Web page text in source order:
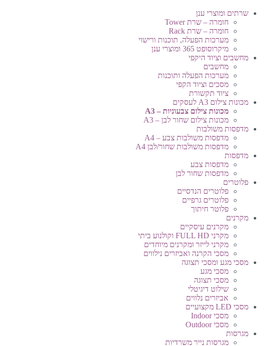
שרתים ומוצרי ענן
חומרה – שרת Tower
חומרה – שרת Rack
מערכות הפעלה, תוכנות ורישוי
מיקרוסופט 365 ומוצרי ענן
מחשבים וציוד היקפי
מחשבים
מערכות הפעלה ותוכנות
מסכים וציוד הקפי
ציוד תקשורת
מכונות צילום A3 לעסקים
מכונות צילום צבעוניות – A3
מכונות צילום שחור לבן – A3
מדפסות משולבות
מדפסות משולבות צבע – A4
מדפסות משולבות שחור/לבן A4
מדפסות
מדפסות צבע
מדפסות שחור לבן
פלוטרים
פלוטרים הנדסיים
פלוטרים גרפיים
פלוטר חיתוך
מקרנים
מקרנים עיסקיים
מקרני FULL HD וקולנוע ביתי
מקרני לייזר ומקרנים מיוחדים
מסכי הקרנה ואביזרים נילווים
מסכי מגע ומסכי תצוגה
מסכי מגע
מסכי תצוגה
שילוט דיגיטלי
אביזרים נלווים
מסכי LED מקצועיים
מסכי Indoor
מסכי Outdoor
מגרסות
מגרסות נייר משרדיות